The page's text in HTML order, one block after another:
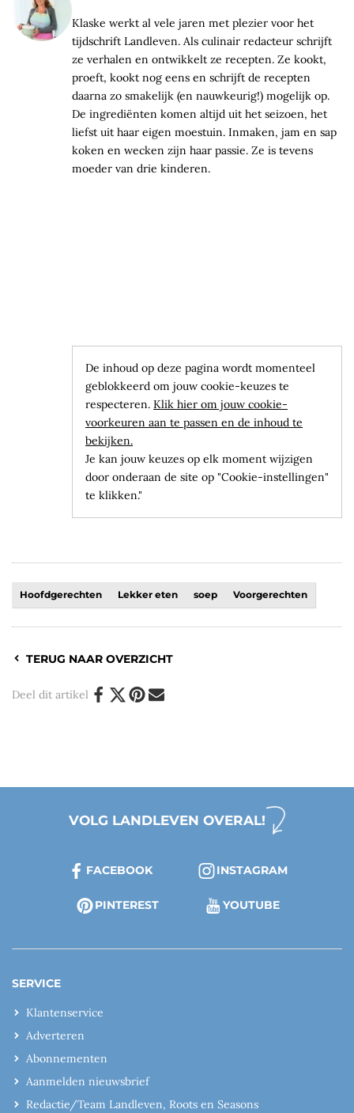
Klaske werkt al vele jaren met plezier voor het
tijdschrift Landleven. Als culinair redacteur schrijft
ze verhalen en ontwikkelt ze recepten. Ze kookt,
proeft, kookt nog eens en schrijft de recepten
daarna zo smakelijk (en nauwkeurig!) mogelijk op.
De ingrediënten komen altijd uit het seizoen, het
liefst uit haar eigen moestuin. Inmaken, jam en sap
koken en wecken zijn haar passie. Ze is tevens
moeder van drie kinderen.
De inhoud op deze pagina wordt momenteel
geblokkeerd om jouw cookie-keuzes te
respecteren. Klik hier om jouw cookie-
voorkeuren aan te passen en de inhoud te
bekijken.
Je kan jouw keuzes op elk moment wijzigen
door onderaan de site op "Cookie-instellingen"
te klikken."
Hoofdgerechten Lekker eten soep Voorgerechten
TERUG NAAR OVERZICHT
Deel dit artikel
VOLG LANDLEVEN OVERAL!
FACEBOOK INSTAGRAM
PINTEREST YOUTUBE
SERVICE
Klantenservice
Adverteren
Abonnementen
Aanmelden nieuwsbrief
Redactie/Team Landleven, Roots en Seasons